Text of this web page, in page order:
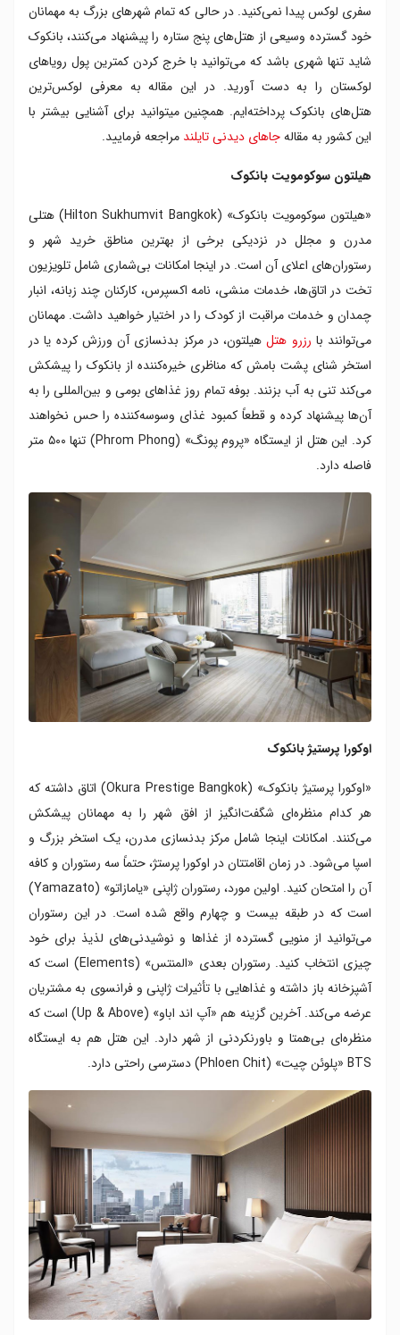
گرند چاینا هتل
بانیان تری بانکوک
رامادا پلازا بانکوک منام ریورساید
سفری لوکس پیدا نمی‌کنید. در حالی که تمام شهرهای بزرگ به مهمانان
خود گسترده وسیعی از هتل‌های پنج ستاره را پیشنهاد می‌کنند، بانکوک
شاید تنها شهری باشد که می‌توانید با خرج کردن کمترین پول رویاهای
لوکستان را به دست آورید. در این مقاله به معرفی لوکس‌ترین
هتل‌های بانکوک پرداخته‌ایم. همچنین میتوانید برای آشنایی بیشتر با
این کشور به مقالهجاهای دیدنی تایلند مراجعه فرمایید.
هیلتون سوکومویت بانکوک
«هیلتون سوکومویت بانکوک» (Hilton Sukhumvit Bangkok) هتلی
مدرن و مجلل در نزدیکی برخی از بهترین مناطق خرید شهر و
رستوران‌های اعلای آن است. در اینجا امکانات بی‌شماری شامل تلویزیون
تخت در اتاق‌ها، خدمات منشی، نامه اکسپرس، کارکنان چند زبانه، انبار
چمدان و خدمات مراقبت از کودک را در اختیار خواهید داشت. مهمانان
می‌توانند با رزرو هتلهیلتون، در مرکز بدنسازی آن ورزش کرده یا در
استخر شنای پشت بامش که مناظری خیره‌کننده از بانکوک را پیشکش
می‌کند تنی به آب بزنند. بوفه تمام روز غذاهای بومی و بین‌المللی را به
آن‌ها پیشنهاد کرده و قطعاً کمبود غذای وسوسه‌کننده را حس نخواهند
کرد. این هتل از ایستگاه «پروم پونگ» (Phrom Phong) تنها ۵۰۰ متر
فاصله دارد.
اوکورا پرستیژ بانکوک
«اوکورا پرستیژ بانکوک» (Okura Prestige Bangkok) اتاق داشته که
هر کدام منظره‌ای شگفت‌انگیز از افق شهر را به مهمانان پیشکش
می‌کنند. امکانات اینجا شامل مرکز بدنسازی مدرن، یک استخر بزرگ و
اسپا می‌شود. در زمان اقامتتان در اوکورا پرستژ، حتماً سه رستوران و کافه
آن را امتحان کنید. اولین مورد، رستوران ژاپنی «یامازاتو» (Yamazato)
است که در طبقه بیست و چهارم واقع شده است. در این رستوران
می‌توانید از منویی گسترده از غذاها و نوشیدنی‌های لذیذ برای خود
چیزی انتخاب کنید. رستوران بعدی «المنتس» (Elements) است که
آشپزخانه باز داشته و غذاهایی با تأثیرات ژاپنی و فرانسوی به مشتریان
عرضه می‌کند. آخرین گزینه هم «آپ اند اباو» (Up & Above) است که
منظره‌ای بی‌همتا و باورنکردنی از شهر دارد. این هتل هم به ایستگاه
BTS «پلوئن چیت» (Phloen Chit) دسترسی راحتی دارد.